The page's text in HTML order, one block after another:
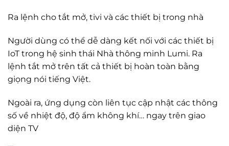
Ra lệnh cho tắt mở, tivi và các thiết bị trong nhà
Người dùng có thể dễ dàng kết nối với các thiết bị
IoT trong hệ sinh thái Nhà thông minh Lumi. Ra
lệnh tắt mở trên tất cả thiết bị hoàn toàn bằng
giọng nói tiếng Việt.
Ngoài ra, ứng dụng còn liên tục cập nhật các thông
số về nhiệt độ, độ ẩm không khí… ngay trên giao
diện TV